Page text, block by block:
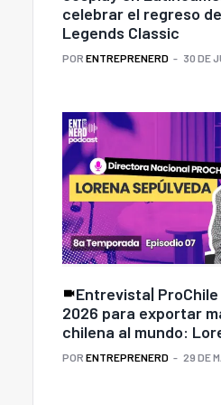
¿Qué es la UE Inc.?: La
desbloquear el potencial
total del Mercado Único
para los emprendedores
celebrar el regreso
Legends Classic
POR ENTREPRENERD 30 DE
Entrevista|
2026 para exportar
chilena al mundo:
POR ENTREPRENERD 29 DE